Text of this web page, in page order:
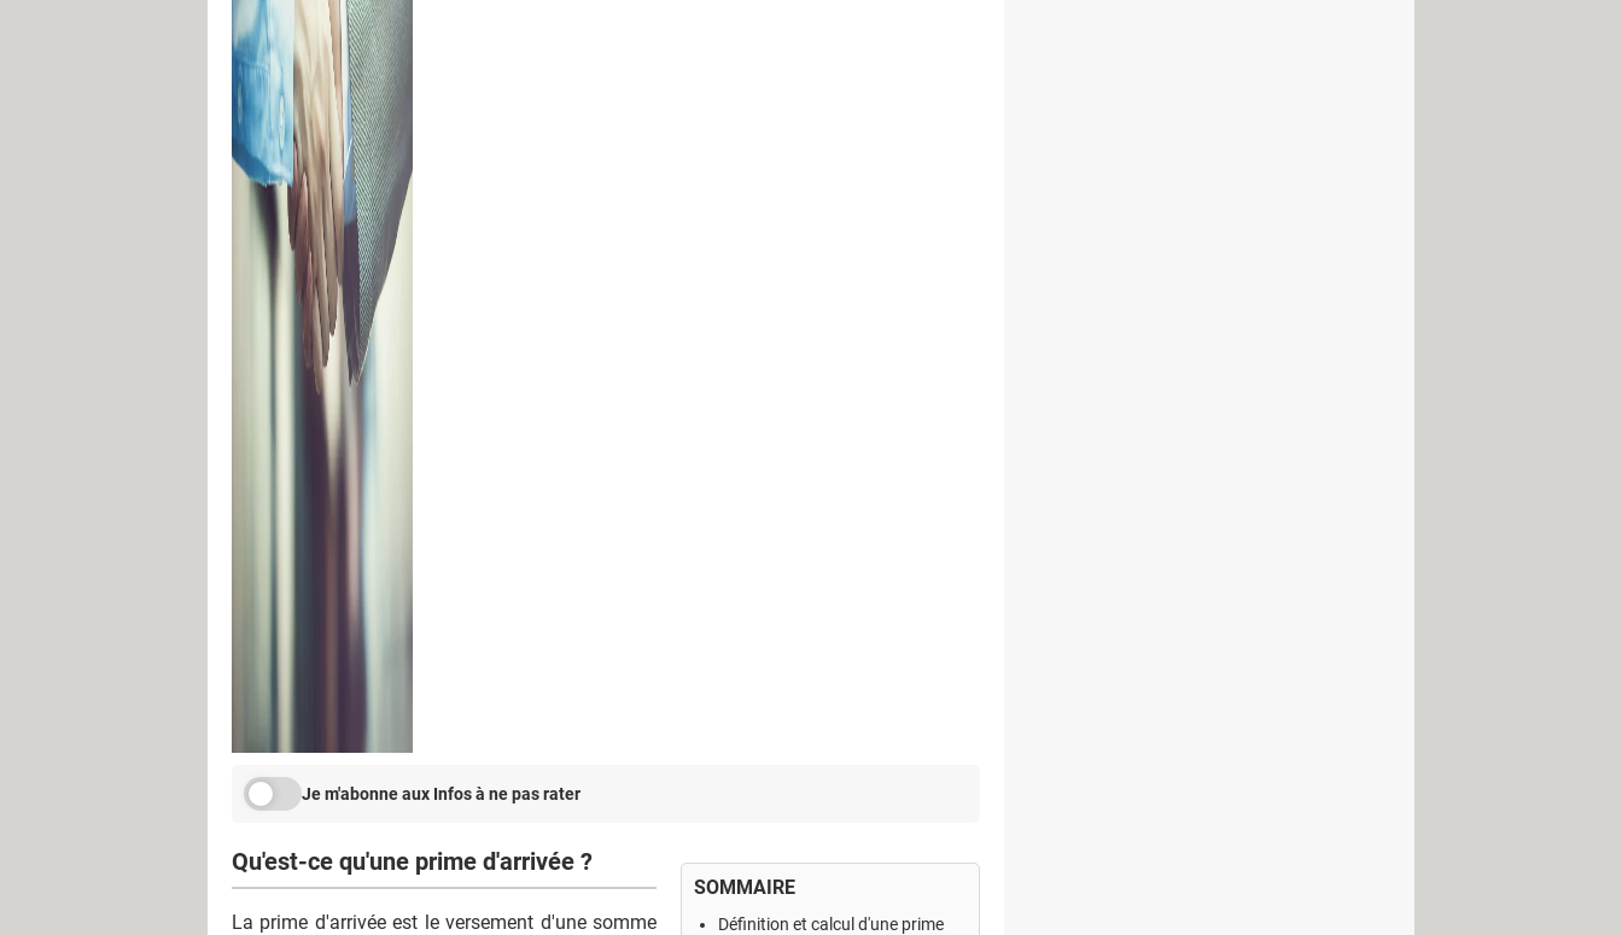
Je m'abonne aux Infos à ne pas rater
SOMMAIRE
Définition et calcul d'une prime
Qu'est-ce qu'une prime d'arrivée ?
La prime d'arrivée est le versement d'une somme